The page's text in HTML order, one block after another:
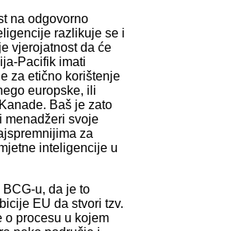
na odgovorno
razlikuje se i
vjerojatnost da će
Pacifik imati
za etično korištenje
europske, ili
Baš je zato
menadžeri svoje
za
inteligencije u
u, da je to
EU da stvori tzv.
o procesu u kojem